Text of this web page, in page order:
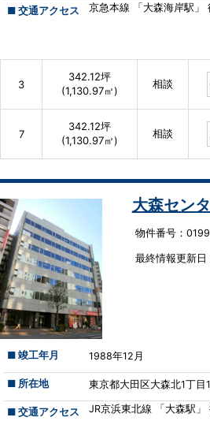
■ 交通アクセス 京急本線 「大森海岸駅」
3
342.12坪
(1,130.97㎡)
相談
7
342.12坪
(1,130.97㎡)
相談
大森セン
物件番号：
最終情報更新
■ 竣工年月 1988年12月
■ 所在地 東京都大田区大森北1丁目
■ 交通アクセス JR京浜東北線 「大森駅」